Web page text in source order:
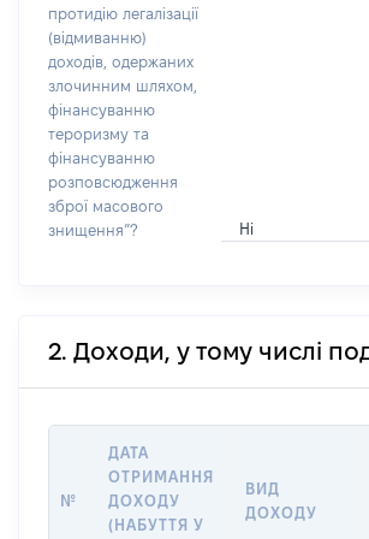
протидію легалізації
(відмиванню)
доходів, одержаних
злочинним шляхом,
фінансуванню
тероризму та
фінансуванню
розповсюдження
зброї масового
знищення”?
Ні
2. Доходи, у тому числі
№
ДАТА
ОТРИМАННЯ
ДОХОДУ
(НАБУТТЯ У
ВИД
ДОХОДУ